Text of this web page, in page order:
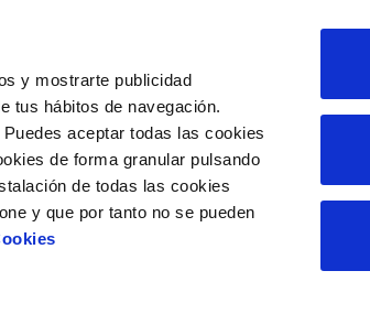
y mostrarte publicidad
tus hábitos de navegación.
aceptar todas las cookies
de forma granular pulsando
de todas las cookies
y que por tanto no se pueden